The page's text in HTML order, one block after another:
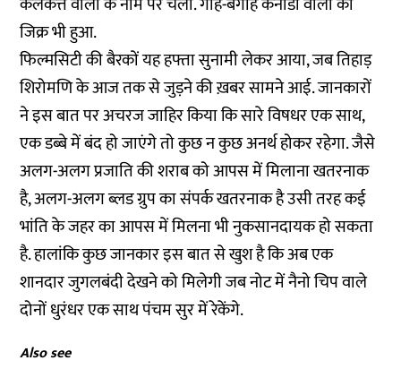
जिक्र भी हुआ.
फिल्मसिटी की बैरकों यह हफ्ता सुनामी लेकर आया, जब तिहाड़
शिरोमणि के आज तक से जुड़ने की ख़बर सामने आई. जानकारों
ने इस बात पर अचरज जाहिर किया कि सारे विषधर एक साथ,
एक डब्बे में बंद हो जाएंगे तो कुछ न कुछ अनर्थ होकर रहेगा. जैसे
अलग-अलग प्रजाति की शराब को आपस में मिलाना खतरनाक
है, अलग-अलग ब्लड ग्रुप का संपर्क खतरनाक है उसी तरह कई
भांति के जहर का आपस में मिलना भी नुकसानदायक हो सकता
है. हालांकि कुछ जानकार इस बात से खुश है कि अब एक
शानदार जुगलबंदी देखने को मिलेगी जब नोट में नैनो चिप वाले
दोनों धुरंधर एक साथ पंचम सुर में रेकेंगे.
Also see